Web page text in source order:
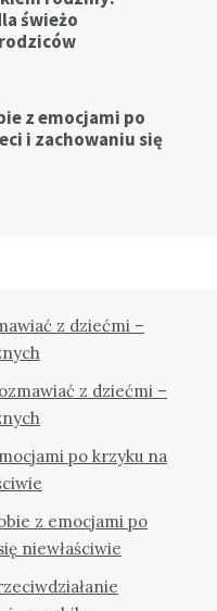
świeżo
z emocjami po
i zachowaniu się
z dziećmi –
z dziećmi –
po krzyku na
z emocjami po
niewłaściwie